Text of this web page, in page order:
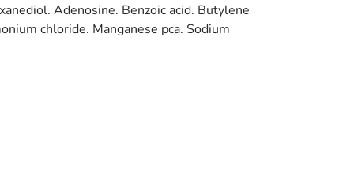
Adenosine. Benzoic acid. Butylene
chloride. Manganese pca. Sodium